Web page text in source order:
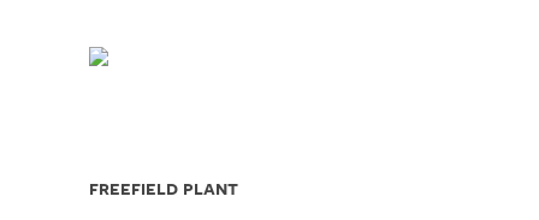
freefield plant